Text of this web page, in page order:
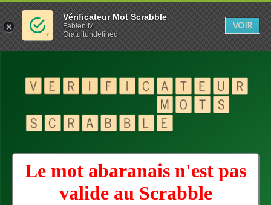
Le mot abaranais n'est pas
valide au Scrabble
Vérificateur Mot Scrabble
Fabien M
Gratuitundefined
VOIR